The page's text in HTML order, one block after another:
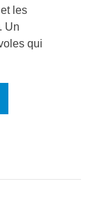
les
Un
qui